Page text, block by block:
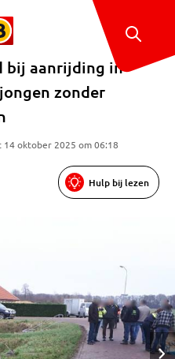
bij aanrijding in
zonder
14 oktober 2025 om 06:18
Hulp bij lezen